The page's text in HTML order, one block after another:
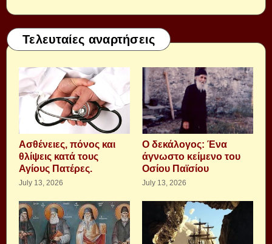
Τελευταίες αναρτήσεις
Aσθένειες, πόνος και
θλίψεις κατά τους
Αγίους Πατέρες.
July 13, 2026
Ο δεκάλογος: Ένα
άγνωστο κείμενο του
Οσίου Παϊσίου
July 13, 2026